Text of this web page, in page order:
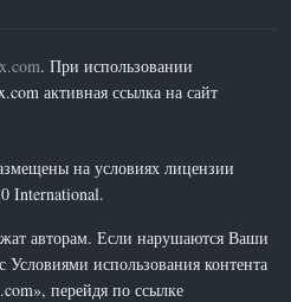
. При использовании
активная ссылка на сайт
на условиях лицензии
International.
авторам. Если нарушаются Ваши
Условиями использования контента
перейдя по ссылке